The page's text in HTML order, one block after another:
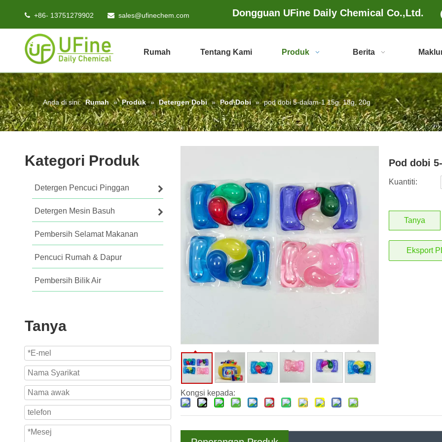
 +86- 13751279902  sales@ufinechem.com Dongguan UFine Daily Chemical Co.,Ltd.
Rumah Tentang Kami Produk Berita
Anda di sini: Rumah » Produk » Detergen Dobi » Pod Dobi » pod dobi 5-dalam-1 15g, 18g, 20g
Kategori Produk
Detergen Pencuci Pinggan
Detergen Mesin Basuh
Pembersih Selamat Makanan
Pencuci Rumah & Dapur
Pembersih Bilik Air
Tanya
Kongsi kepada:
Pod dobi
Kuantiti:
Tanya
Eksport